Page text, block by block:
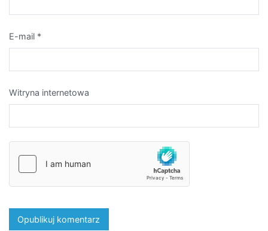
E-mail *
Witryna internetowa